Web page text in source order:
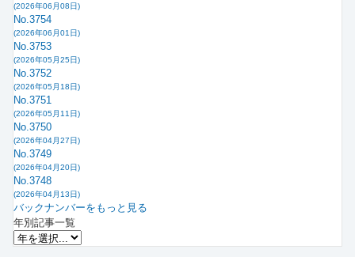
(2026年06月08日)
No.3754
(2026年06月01日)
No.3753
(2026年05月25日)
No.3752
(2026年05月18日)
No.3751
(2026年05月11日)
No.3750
(2026年04月27日)
No.3749
(2026年04月20日)
No.3748
(2026年04月13日)
バックナンバーをもっと見る
年別記事一覧